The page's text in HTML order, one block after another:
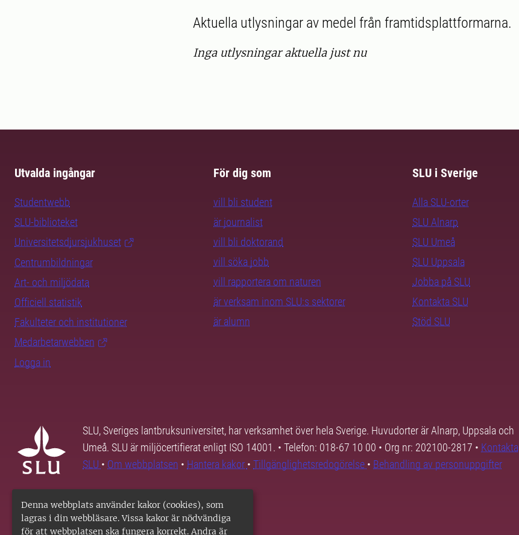
Denna webbplats använder kakor (cookies), som
lagras i din webbläsare. Vissa kakor är nödvändiga
för att webbplatsen ska fungera korrekt. Andra är
Aktuella utlysningar av medel från framtidsplattformarna.
Inga utlysningar aktuella just nu
Utvalda ingångar
Studentwebb
SLU-biblioteket
Universitetsdjursjukhuset
Centrumbildningar
Art- och miljödata
Officiell statistik
Fakulteter och institutioner
Medarbetarwebben
Logga in
För dig som
vill bli student
är journalist
vill bli doktorand
vill söka jobb
vill rapportera om naturen
är verksam inom SLU:s sektorer
är alumn
SLU i Sverige
Alla SLU-orter
SLU Alnarp
SLU Umeå
SLU Uppsala
Jobba på SLU
Kontakta SLU
Stöd SLU
SLU, Sveriges lantbruksuniversitet, har verksamhet över hela Sverige. Huvudorter är Alnarp, Uppsala och
Umeå. SLU är miljöcertifierat enligt ISO 14001. • Telefon: 018-67 10 00 • Org nr: 202100-2817 • Kontakta
SLU • Om webbplatsen • Hantera kakor • Tillgänglighetsredogörelse • Behandling av personuppgifter